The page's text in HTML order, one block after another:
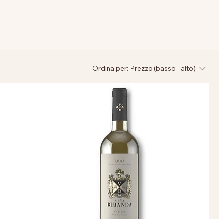
Ordina per: Prezzo (basso - alto)